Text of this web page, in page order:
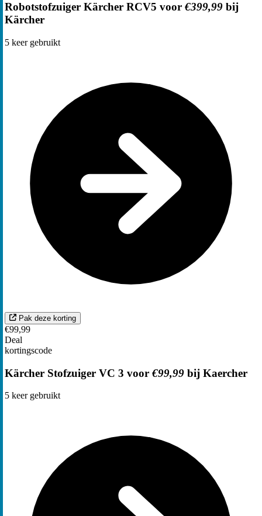
Robotstofzuiger Kärcher RCV5 voor €399,99 bij
Kärcher
5 keer gebruikt
Pak deze korting
€99,99
Deal
kortingscode
Kärcher Stofzuiger VC 3 voor €99,99 bij Kaercher
5 keer gebruikt